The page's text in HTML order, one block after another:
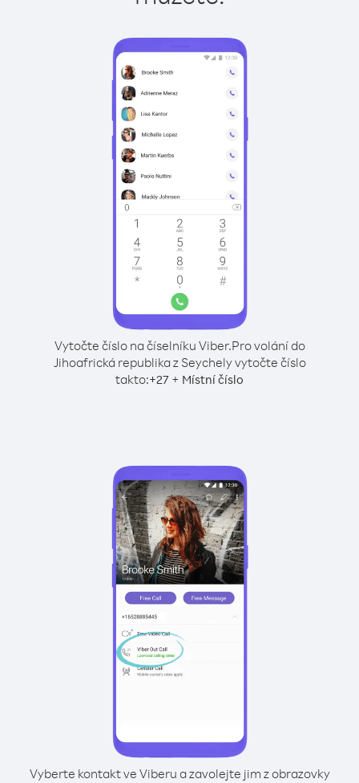
Vytočte číslo na číselníku Viber.Pro volání do
Jihoafrická republika z Seychely vytočte číslo
takto:+27 + Místní číslo
Vyberte kontakt ve Viberu a zavolejte jim z obrazovky